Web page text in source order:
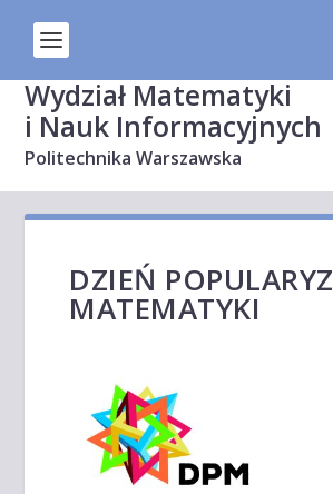
Wydział Matematyki
i Nauk Informacyjnych
Politechnika Warszawska
DZIEŃ
MATEMATYKI